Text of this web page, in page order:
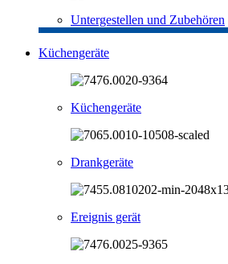
Untergestellen und Zubehören
Küchengeräte
Küchengeräte
Drankgeräte
Ereignis gerät